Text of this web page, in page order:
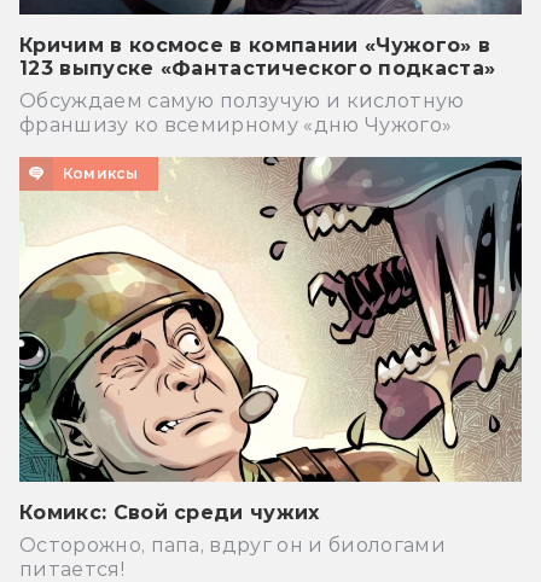
Кричим в космосе в компании «Чужого» в
123 выпуске «Фантастического подкаста»
Обсуждаем самую ползучую и кислотную
франшизу ко всемирному «дню Чужого»
Комиксы
Комикс: Свой среди чужих
Осторожно, папа, вдруг он и биологами
питается!